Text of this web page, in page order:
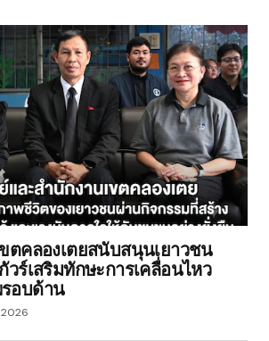
ตคลองเตยสนับสนุนเยาวชน
วร์เสริมทักษะการเคลื่อนไหว
อบด้าน
2026